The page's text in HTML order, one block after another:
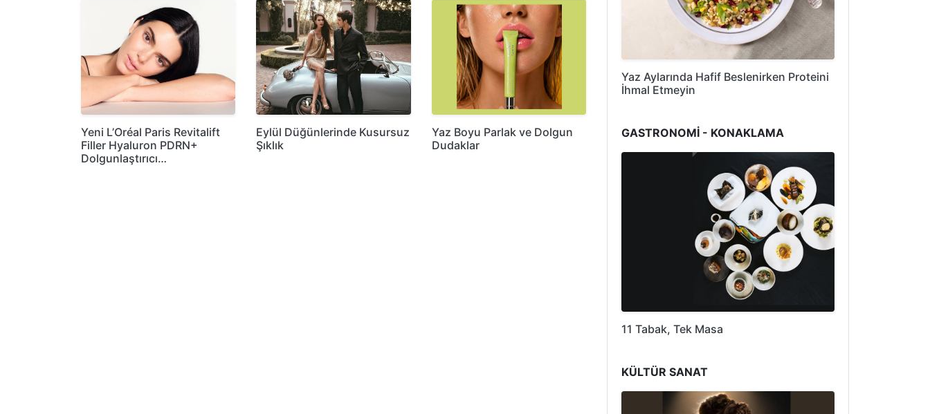
Yeni L’Oréal Paris Revitalift
Filler Hyaluron PDRN+
Dolgunlaştırıcı…
Eylül Düğünlerinde Kusursuz
Şıklık
Yaz Boyu Parlak ve Dolgun
Dudaklar
Yaz Aylarında Hafif Beslenirken Proteini
İhmal Etmeyin
GASTRONOMİ - KONAKLAMA
11 Tabak, Tek Masa
KÜLTÜR SANAT